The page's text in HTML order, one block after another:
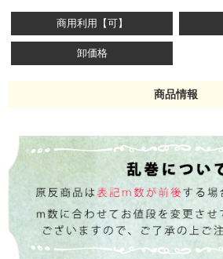
商用利用【可】
卸価格
商品情報